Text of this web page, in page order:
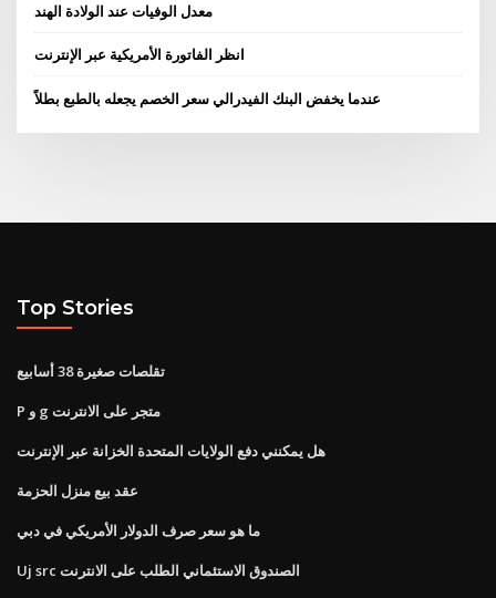
معدل الوفيات عند الولادة الهند
انظر الفاتورة الأمريكية عبر الإنترنت
عندما يخفض البنك الفيدرالي سعر الخصم يجعله بالطبع بطلاً
Top Stories
تقلصات صغيرة 38 أسابيع
P و g متجر على الانترنت
هل يمكنني دفع الولايات المتحدة الخزانة عبر الإنترنت
عقد بيع منزل الحزمة
ما هو سعر صرف الدولار الأمريكي في دبي
Uj src الصندوق الاستئماني الطلب على الانترنت